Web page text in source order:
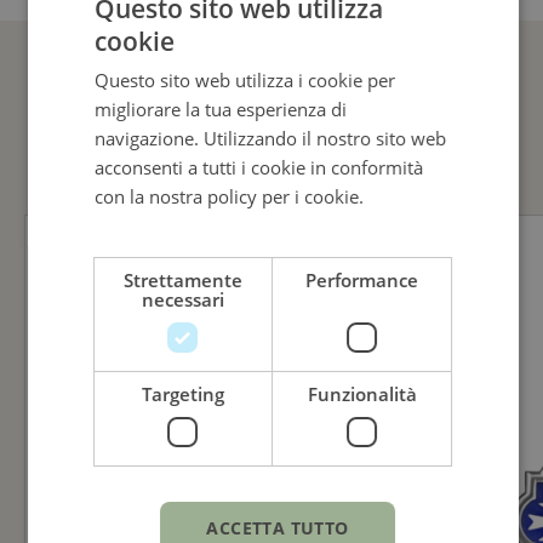
GUARDA ANCHE ITALIAN
Questo sito web utilizza
cookie
Questo sito web utilizza i cookie per
migliorare la tua esperienza di
navigazione. Utilizzando il nostro sito web
acconsenti a tutti i cookie in conformità
con la nostra policy per i cookie.
Strettamente
necessari
Performance
Targeting Funzionalità
ACCETTA TUTTO